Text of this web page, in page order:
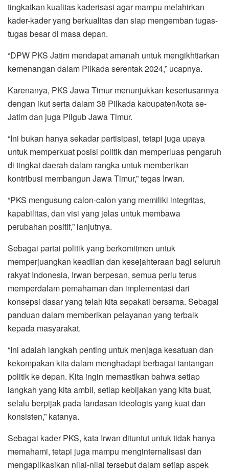
tingkatkan kualitas kaderisasi agar mampu melahirkan
kader-kader yang berkualitas dan siap mengemban tugas-
tugas besar di masa depan.
“DPW PKS Jatim mendapat amanah untuk mengikhtiarkan
kemenangan dalam Pilkada serentak 2024,” ucapnya.
Karenanya, PKS Jawa Timur menunjukkan keseriusannya
dengan ikut serta dalam 38 Pilkada kabupaten/kota se-
Jatim dan juga Pilgub Jawa Timur.
“Ini bukan hanya sekadar partisipasi, tetapi juga upaya
untuk memperkuat posisi politik dan memperluas pengaruh
di tingkat daerah dalam rangka untuk memberikan
kontribusi membangun Jawa Timur,” tegas Irwan.
“PKS mengusung calon-calon yang memiliki integritas,
kapabilitas, dan visi yang jelas untuk membawa
perubahan positif,” lanjutnya.
Sebagai partai politik yang berkomitmen untuk
memperjuangkan keadilan dan kesejahteraan bagi seluruh
rakyat Indonesia, Irwan berpesan, semua perlu terus
memperdalam pemahaman dan implementasi dari
konsepsi dasar yang telah kita sepakati bersama. Sebagai
panduan dalam memberikan pelayanan yang terbaik
kepada masyarakat.
“Ini adalah langkah penting untuk menjaga kesatuan dan
kekompakan kita dalam menghadapi berbagai tantangan
politik ke depan. Kita ingin memastikan bahwa setiap
langkah yang kita ambil, setiap kebijakan yang kita buat,
selalu berpijak pada landasan ideologis yang kuat dan
konsisten,” katanya.
Sebagai kader PKS, kata Irwan dituntut untuk tidak hanya
memahami, tetapi juga mampu menginternalisasi dan
mengaplikasikan nilai-nilai tersebut dalam setiap aspek